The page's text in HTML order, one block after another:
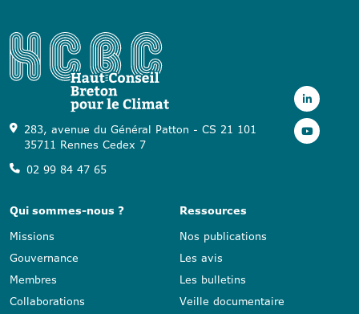
283, avenue du Général Patton - CS 21 101
35711 Rennes Cedex 7
02 99 84 47 65
Qui sommes-nous ?
Missions
Gouvernance
Membres
Collaborations
Ressources
Nos publications
Les avis
Les bulletins
Veille documentaire